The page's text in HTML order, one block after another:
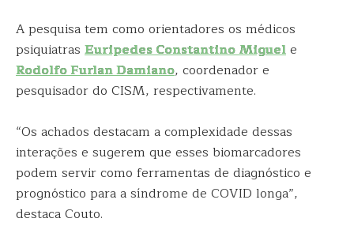
A pesquisa tem como orientadores os médicos
psiquiatras Euripedes Constantino Miguele
Rodolfo Furlan Damiano, coordenador e
pesquisador do CISM, respectivamente.
“Os achados destacam a complexidade dessas
interações e sugerem que esses biomarcadores
podem servir como ferramentas de diagnóstico e
prognóstico para a síndrome de COVID longa”,
destaca Couto.